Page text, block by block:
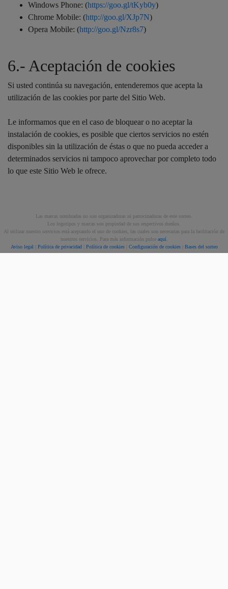
Windows Phone: (https://goo.gl/tKyb0y)
Chrome Mobile: (http://goo.gl/XJp7N)
Opera Mobile: (http://goo.gl/Nzr8s7)
6.- Aceptación de cookies
Si usted continúa su navegación, entenderemos que acepta la
utilización de las cookies por parte del Sitio Web.
Le informamos que en el caso de bloquear o no aceptar la
instalación de cookies, es posible que ciertos servicios no estén
disponibles sin la utilización de éstas o que no pueda acceder a
determinados servicios ni tampoco aprovechar por completo todo
lo que este Sitio Web le ofrece.
Las marcas nombradas no son organizadoras ni patrocinadoras de este sorteo.
Los logotipos y marcas son propiedad de sus respectivos dueños.
Al utilizar nuestro servicios está aceptando el uso de cookies, las cuales son necesarias para la facilitación de
nuestros servicios. Para más información pulse aquí.
Aviso legal
Política de privacidad| Política de cookies| Configuración de cookies| Bases del sorteo